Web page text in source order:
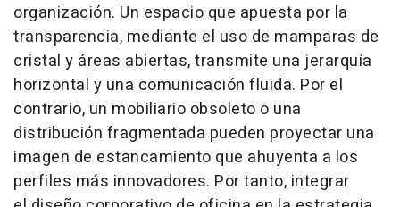
organización. Un espacio que apuesta por la
transparencia, mediante el uso de mamparas de
cristal y áreas abiertas, transmite una jerarquía
horizontal y una comunicación fluida. Por el
contrario, un mobiliario obsoleto o una
distribución fragmentada pueden proyectar una
imagen de estancamiento que ahuyenta a los
perfiles más innovadores. Por tanto, integrar